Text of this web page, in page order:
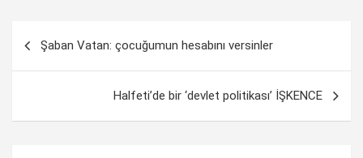
dolaşımı
Şaban Vatan: çocuğumun hesabını versinler
Halfeti’de bir ‘devlet politikası’ İŞKENCE